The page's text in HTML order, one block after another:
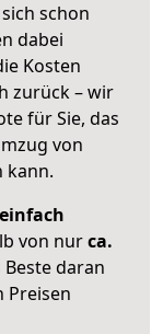
schon
dabei
Kosten
zurück – wir
für Sie, das
von
kann.
von nurca.
daran
Preisen